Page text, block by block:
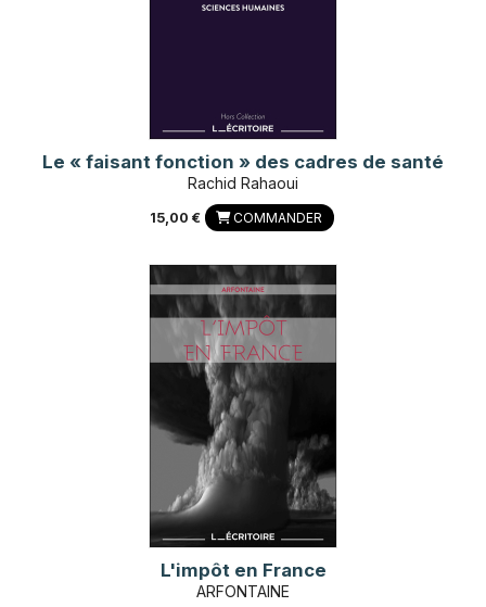
Le « faisant fonction » des cadres de santé
Rachid Rahaoui
15,00 € COMMANDER
L'impôt en France
ARFONTAINE